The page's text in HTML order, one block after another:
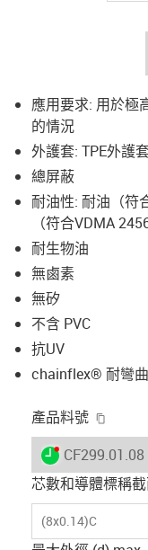
應用要求: 用於極
的情況
外護套: TPE外護
總屏蔽
耐油性: 耐油（符
（符合VDMA
耐生物油
無鹵素
無矽
不含 PVC
抗UV
chainflex® 耐彎
產品料號
igus-icon-
CF299.01.08
芯數和導體標稱
(8x0.14)C